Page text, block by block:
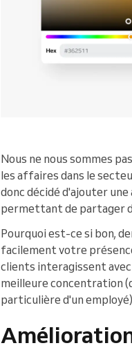
Nous ne nous sommes
les affaires dans le
donc décidé d'ajouter
permettant de partager
Pourquoi est-ce si bon,
facilement votre
clients interagissent
meilleure concentration
particulière d'un